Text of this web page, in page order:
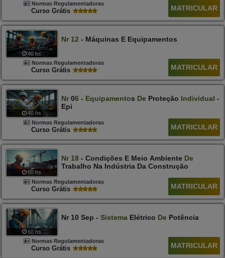
Normas Regulamentadoras
Curso Grátis MATRICULAR
40 hs
Nr 12- Máquinas E Equipamentos
Normas Regulamentadoras
Curso Grátis MATRICULAR
40 hs
Nr06- EquipamentoS DeProteção Individual -
Epi
Normas Regulamentadoras
Curso Grátis MATRICULAR
60 hs
Nr 18- Condições E Meio Ambiente De
Trabalho Na Indústria Da Construção
Normas Regulamentadoras
Curso Grátis MATRICULAR
60 hs
Nr 10 Sep - SistemaElétrico DePotência
Normas Regulamentadoras
Curso Grátis MATRICULAR